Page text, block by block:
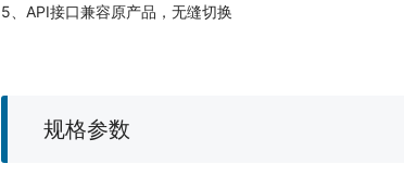
5、API接口兼容原产品，无缝切换
规格参数